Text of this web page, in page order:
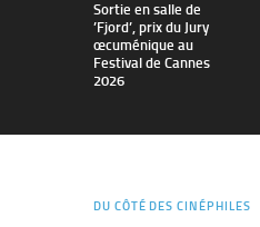
Sortie en salle de
’Fjord’, prix du Jury
œcuménique au
Festival de Cannes
2026
DU CÔTÉ DES CINÉPHILES